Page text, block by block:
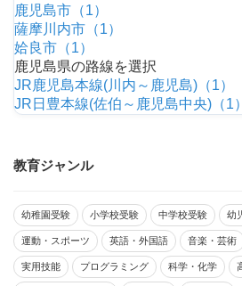
鹿児島市（1）
薩摩川内市（1）
姶良市（1）
鹿児島県の路線を選択
JR鹿児島本線(川内～鹿児島)（1）
JR日豊本線(佐伯～鹿児島中央)（1）
教育ジャンル
幼稚園受験 小学校受験 中学校受験 幼
運動・スポーツ 英語・外国語 音楽・芸術
実用技能 プログラミング 科学・化学